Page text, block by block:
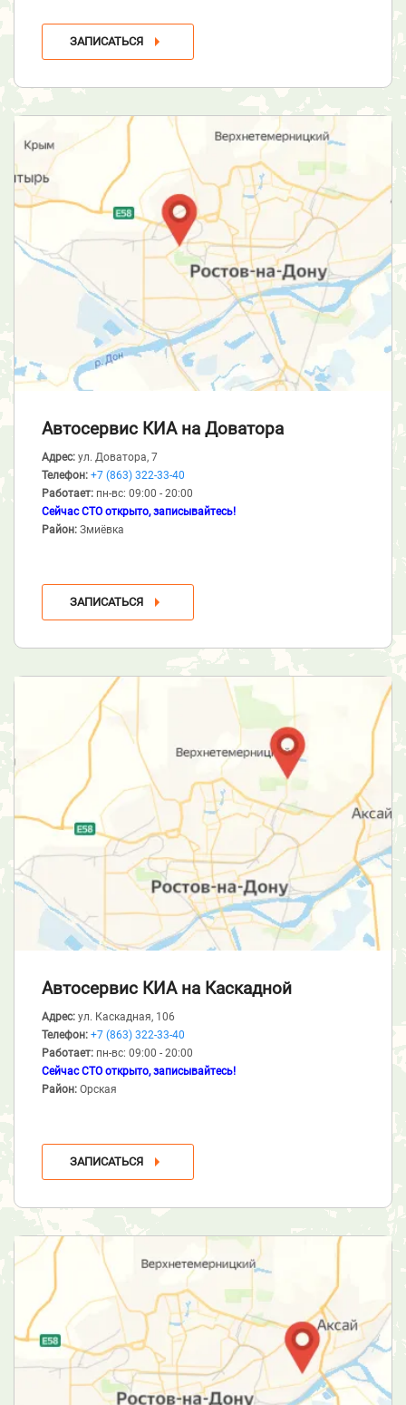
ЗАПИСАТЬСЯ
Автосервис КИА на Доватора
Адрес: ул. Доватора, 7
Телефон: +7 (863) 322-33-40
Работает: пн-вс: 09:00 - 20:00
Сейчас СТО открыто, записывайтесь!
Район: Змиёвка
ЗАПИСАТЬСЯ
Автосервис КИА на Каскадной
Адрес: ул. Каскадная, 106
Телефон: +7 (863) 322-33-40
Работает: пн-вс: 09:00 - 20:00
Сейчас СТО открыто, записывайтесь!
Район: Орская
ЗАПИСАТЬСЯ